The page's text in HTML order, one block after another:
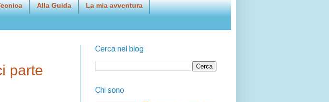
Alla Guida La mia avventura
parte
Cerca nel blog
Chi sono